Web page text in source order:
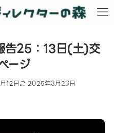
告25：13日(土)交
ージ
12日
2025年3月23日